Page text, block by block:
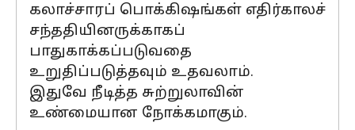
கலாச்சாரப் பொக்கிஷங்கள் எதிர்காலச்
சந்ததியினருக்காகப்
பாதுகாக்கப்படுவதை
உறுதிப்படுத்தவும் உதவலாம்.
இதுவே நீடித்த சுற்றுலாவின்
உண்மையான நோக்கமாகும்.